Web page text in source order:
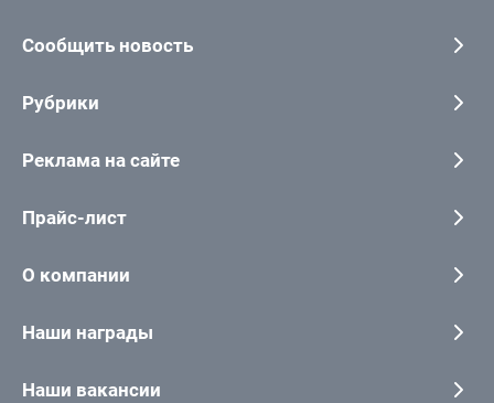
Сообщить новость
Рубрики
Реклама на сайте
Прайс-лист
О компании
Наши награды
Наши вакансии